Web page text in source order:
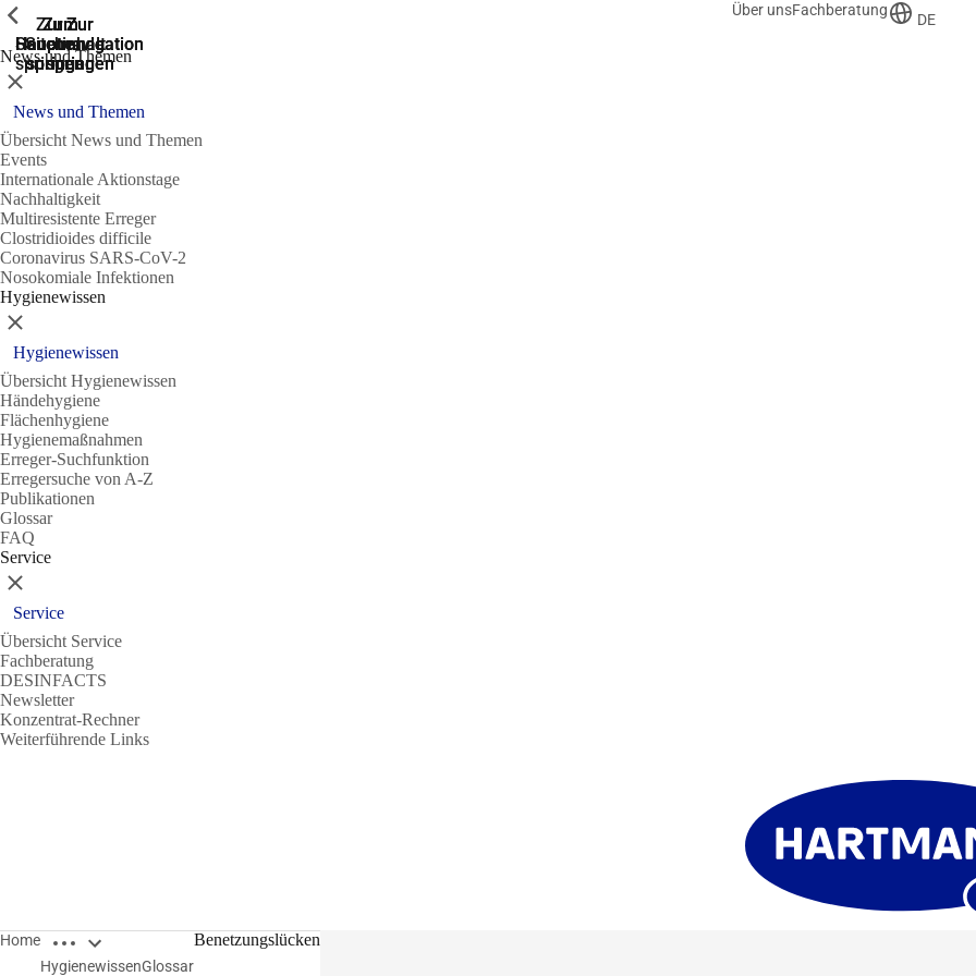
Zur
Suche
springen
Zur
Hauptnavigation
springen
Zur
Hauptnavigation
springen
Zum
Hauptinhalt
springen
Zum
Seitenende
springen
Über unsFachberatung
DE
News und Themen
Zeige vorherige
Schließen
News und Themen
Übersicht News und Themen
Events
Internationale Aktionstage
Nachhaltigkeit
Multiresistente Erreger
Clostridioides difficile
Coronavirus SARS-CoV-2
Nosokomiale Infektionen
Hygienewissen
Zeige vorherige
Schließen
Hygienewissen
Übersicht Hygienewissen
Händehygiene
Flächenhygiene
Hygienemaßnahmen
Erreger-Suchfunktion
Erregersuche von A-Z
Publikationen
Glossar
FAQ
Service
Zeige vorherige
Schließen
Service
Übersicht Service
Fachberatung
DESINFACTS
Newsletter
Konzentrat-Rechner
Weiterführende Links
Home Breadcrumbs öffnen
HygienewissenGlossar
Benetzungslücken